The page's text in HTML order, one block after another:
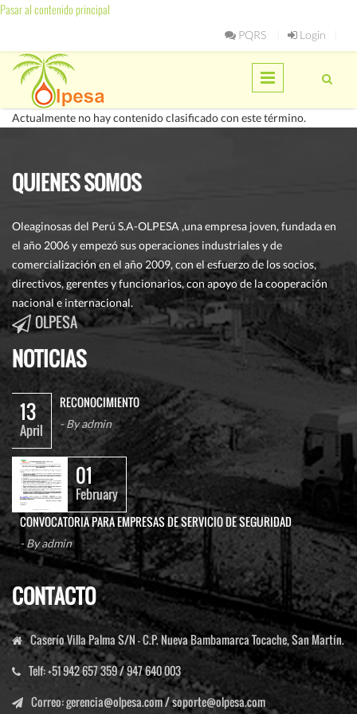
Pasar al contenido principal
PQRS Login
Actualmente no hay contenido clasificado con este término.
QUIENES SOMOS
Oleaginosas del Perú S.A-OLPESA ,una empresa joven, fundada en
el año 2006 y empezó sus operaciones industriales y de
comercialización en el año 2009, con el esfuerzo de los socios,
directivos, gerentes y funcionarios, con apoyo de la cooperación
nacional e internacional.
OLPESA
NOTICIAS
13
April
RECONOCIMIENTO
- Byadmin
01
February
CONVOCATORIA PARA EMPRESAS DE SERVICIO DE SEGURIDAD
- Byadmin
CONTACTO
Caserío Villa Palma S/N - C.P. Nueva Bambamarca Tocache, San Martín.
Telf:+51 942 657 359 / 947 640 003
Correo:gerencia@olpesa.com/soporte@olpesa.com